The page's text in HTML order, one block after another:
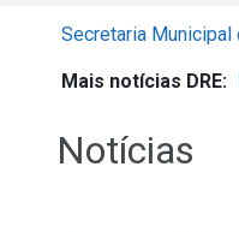
Secretaria Municipal
Mais notícias DRE:
Notícias